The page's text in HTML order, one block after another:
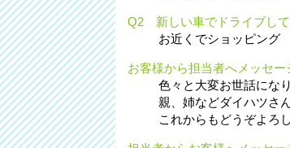
Q2 新しい車でドライブして
お近くでショッピン
お客様から担当者へメッセー
色々と大変お世話にな
親、姉などダイハツさ
これからもどうぞよろ